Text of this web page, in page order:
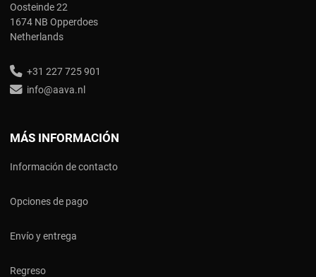
Oosteinde 22
1674 NB Opperdoes
Netherlands
+31 227 725 901
info@aava.nl
MÁS INFORMACIÓN
Información de contacto
Opciones de pago
Envío y entrega
Regreso